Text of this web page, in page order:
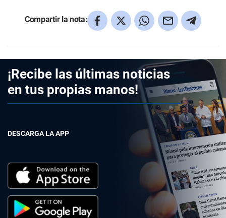
Compartir la nota:
¡Recibe las últimas noticias
en tus propias manos!
DESCARGA LA APP